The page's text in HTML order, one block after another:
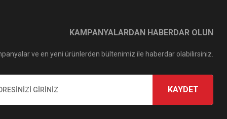
KAMPANYALARDAN HABERDAR OLUN
ve en yeni ürünlerden bültenimiz ile haberdar olabilirsiniz.
KAYDET